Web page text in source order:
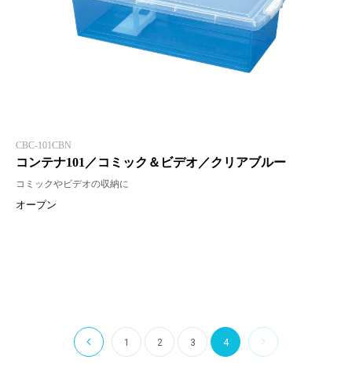
CBC-101CBN
コンテナ101／コミック＆ビデオ／クリアブルー
コミックやビデオの収納に
オープン
1 2 3 4